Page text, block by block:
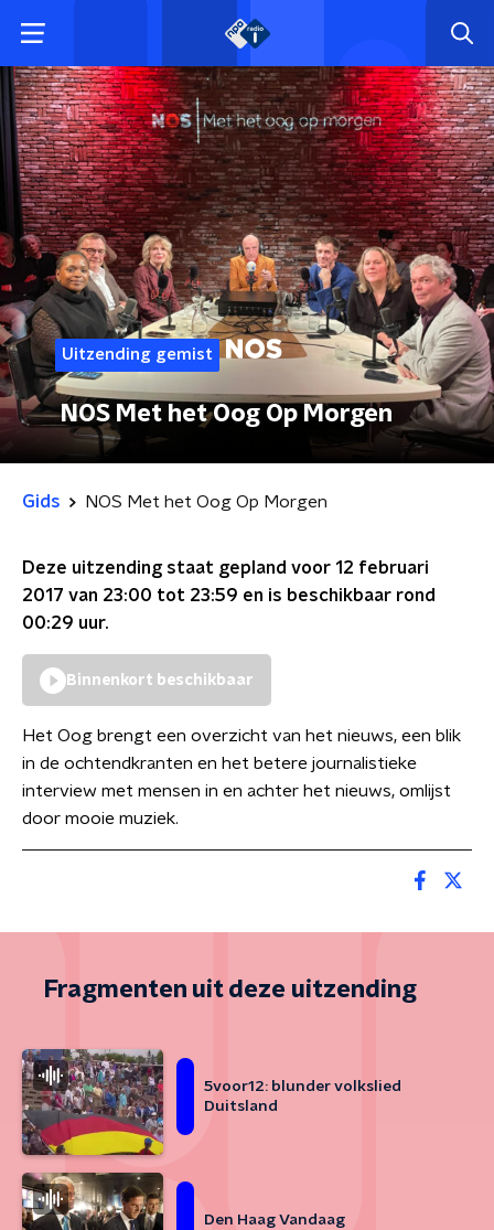
Uitzending gemist
NOS Met het Oog Op Morgen
Gids NOS Met het Oog Op Morgen
Deze uitzending staat gepland voor 12 februari
2017 van 23:00 tot 23:59 en is beschikbaar rond
00:29 uur.
Binnenkort beschikbaar
Het Oog brengt een overzicht van het nieuws, een blik
in de ochtendkranten en het betere journalistieke
interview met mensen in en achter het nieuws, omlijst
door mooie muziek.
Fragmenten uit deze uitzending
5voor12: blunder volkslied
Duitsland
Den Haag Vandaag